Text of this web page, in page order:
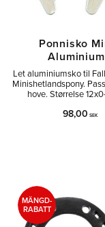
Ponnisko
Aluminium
Let aluminiumsko til
Minishetlandspony.
hove. Størrelse
98,00 SEK
MÄNGD-
RABATT